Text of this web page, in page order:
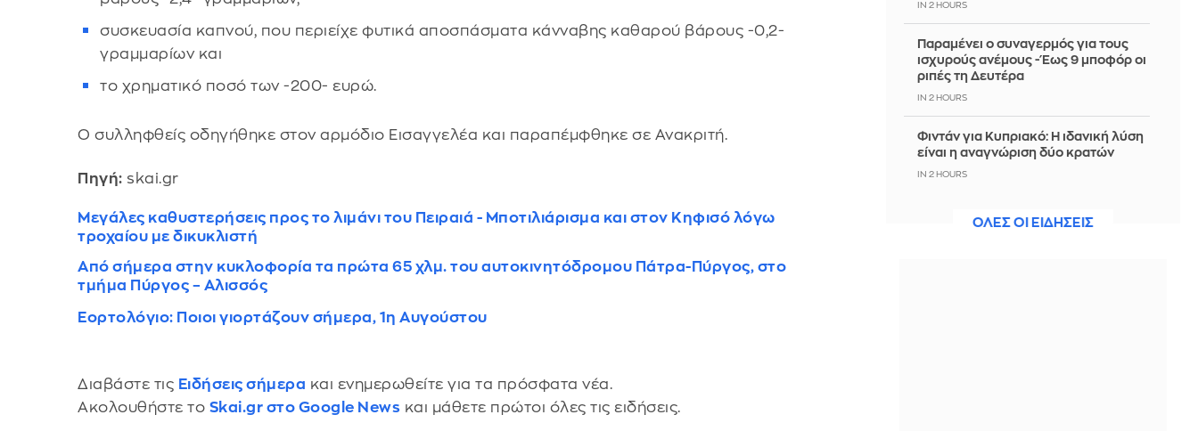
συσκευασία καπνού, που περιείχε φυτικά αποσπάσματα κάνναβης καθαρού βάρους -0,2-
γραμμαρίων και
το χρηματικό ποσό των -200- ευρώ.
Ο συλληφθείς οδηγήθηκε στον αρμόδιο Εισαγγελέα και παραπέμφθηκε σε Ανακριτή.
Πηγή: skai.gr
Μεγάλες καθυστερήσεις προς το λιμάνι του Πειραιά - Μποτιλιάρισμα και στον Κηφισό λόγω
τροχαίου με δικυκλιστή
Από σήμερα στην κυκλοφορία τα πρώτα 65 χλμ. του αυτοκινητόδρομου Πάτρα-Πύργος, στο
τμήμα Πύργος – Αλισσός
Εορτολόγιο: Ποιοι γιορτάζουν σήμερα, 1η Αυγούστου
Διαβάστε τις Ειδήσεις σήμερα και ενημερωθείτε για τα πρόσφατα νέα.
Ακολουθήστε το Skai.gr στο Google News και μάθετε πρώτοι όλες τις ειδήσεις.
IN 2 HOURS
Παραμένει ο συναγερμός για τους
ισχυρούς ανέμους - Έως 9 μποφόρ οι
ριπές τη Δευτέρα
IN 2 HOURS
Φιντάν για Κυπριακό: Η ιδανική λύση
είναι η αναγνώριση δύο κρατών
IN 2 HOURS
Πάρνηθα - Σώοι οι 4 επιβαίνοντες
ΟΛΕΣ ΟΙ ΕΙΔΗΣΕΙΣ